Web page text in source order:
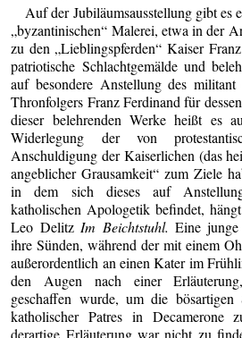
Auf der Jubiläumsausstellung gibt es
„byzantinischen“ Malerei, etwa in der
zu den „Lieblingspferden“ Kaiser
patriotische Schlachtgemälde und
auf besondere Anstellung des
Thronfolgers Franz Ferdinand für
dieser belehrenden Werke heißt es
Widerlegung der von
Anschuldigung der Kaiserlichen (das
angeblicher Grausamkeit“ zum Ziele
in dem sich dieses auf
katholischen Apologetik befindet,
Leo DelitzIm Beichtstuhl. Eine
ihre Sünden, während der mit einem
außerordentlich an einen Kater im
den Augen nach einer
geschaffen wurde, um die
katholischer Patres in Decamerone